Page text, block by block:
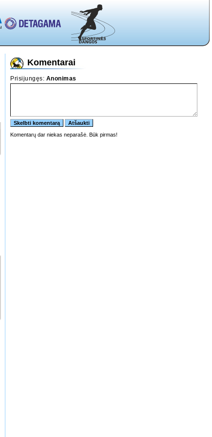
Komentarai